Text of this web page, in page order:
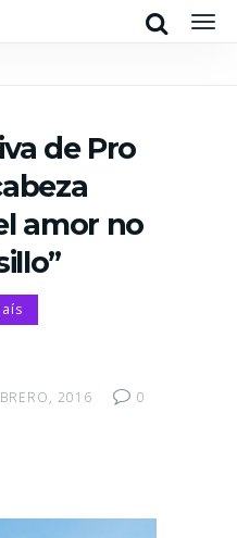
Search
de Pro
amor no
2016 0